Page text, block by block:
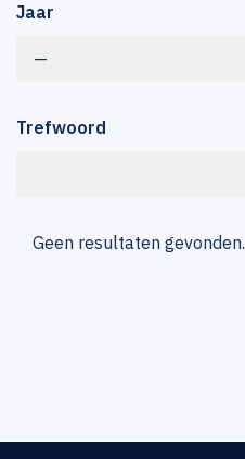
Jaar
—
Trefwoord
Geen resultaten gevonden.